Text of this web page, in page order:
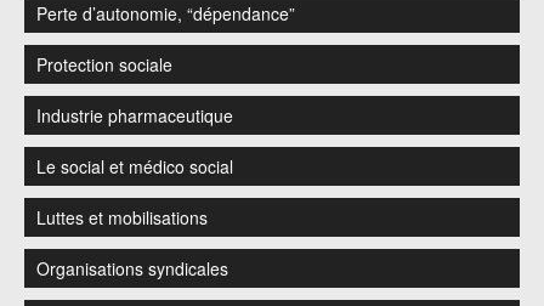
Perte d’autonomie, “dépendance”
Protection sociale
Industrie pharmaceutique
Le social et médico social
Luttes et mobilisations
Organisations syndicales